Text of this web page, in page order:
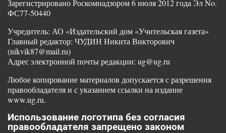
Зарегистрировано Роскомнадзором 6 июля 2012 года Эл No.
ФС77-50440
Учредитель: АО «Издательский дом «Учительская газета»
Главный редактор: ЧУДИН Никита Викторович
(nikvik87@mail.ru)
Адрес электронной почты редакции: ug@ug.ru
Любое копирование материалов допускается с разрешения
правообладателя и с указанием ссылки на издание
www.ug.ru.
Использование логотипа без согласия
правообладателя запрещено законом